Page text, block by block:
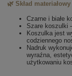
🌿 Skład
Czarne i białe
Szare koszulki
Koszulka jest
codziennego
Nadruk
wyraźna,
użytkowaniu